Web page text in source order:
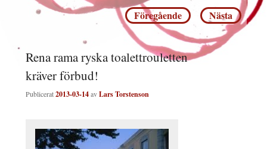
Inläggsnavigering
Föregående Nästa
Rena rama ryska toalettrouletten
kräver förbud!
Publicerat2013-03-14avLars Torstenson